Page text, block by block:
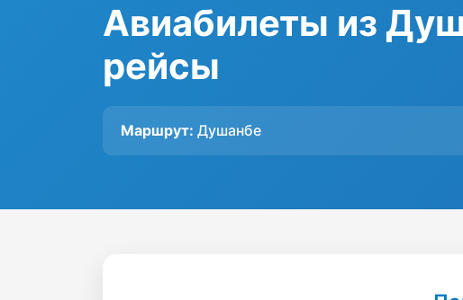
Авиабилеты из
рейсы
Маршрут: Душанбе